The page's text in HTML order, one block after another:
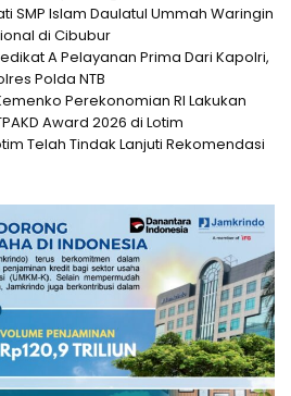
SMP Islam Daulatul Ummah Waringin
di Cibubur
A Pelayanan Prima Dari Kapolri,
Polda NTB
Perekonomian RI Lakukan
Award 2026 di Lotim
Telah Tindak Lanjuti Rekomendasi